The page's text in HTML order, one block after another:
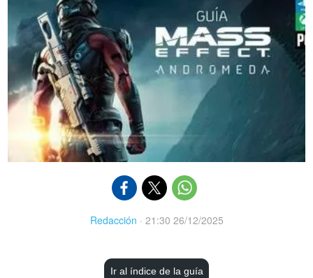
Redacción · 21:30 26/12/2025
Ir al índice de la guía